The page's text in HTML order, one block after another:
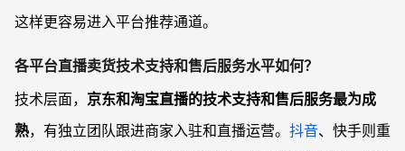
这样更容易进入平台推荐通道。
各平台直播卖货技术支持和售后服务水平如何？
技术层面， 京东和淘宝直播的技术支持和售后服务最为成
熟，有独立团队跟进商家入驻和直播运营。 抖音、快手则重